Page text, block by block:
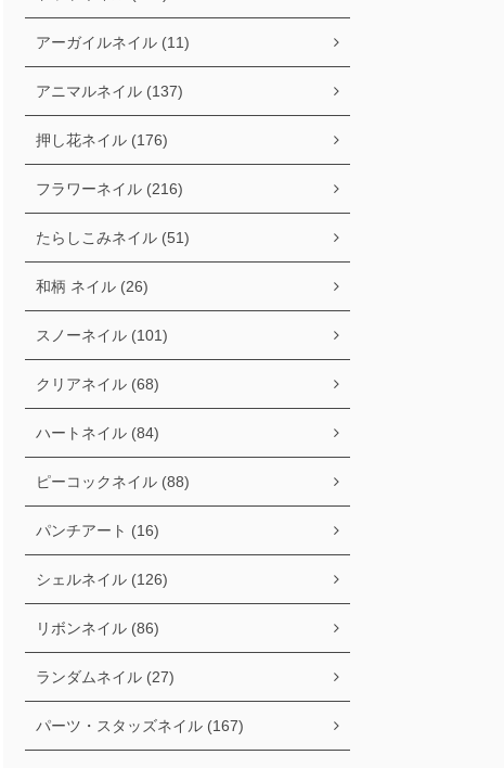
アーガイルネイル (11)
アニマルネイル (137)
押し花ネイル (176)
フラワーネイル (216)
たらしこみネイル (51)
和柄 ネイル (26)
スノーネイル (101)
クリアネイル (68)
ハートネイル (84)
ピーコックネイル (88)
パンチアート (16)
シェルネイル (126)
リボンネイル (86)
ランダムネイル (27)
パーツ・スタッズネイル (167)